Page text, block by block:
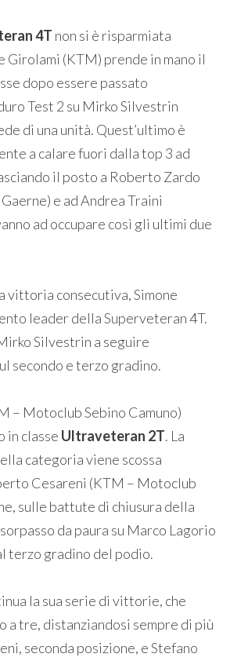
4T non si è risparmiata
Girolami (KTM) prende in mano il
dopo essere passato
Test 2 su Mirko Silvestrin
di una unità. Quest’ultimo è
a calare fuori dalla top 3 ad
il posto a Roberto Zardo
e ad Andrea Traini
ad occupare così gli ultimi due
vittoria consecutiva, Simone
leader della Superveteran 4T.
Silvestrin a seguire
secondo e terzo gradino.
– Motoclub Sebino Camuno)
in classe Ultraveteran 2T. La
categoria viene scossa
Cesareni (KTM – Motoclub
sulle battute di chiusura della
da paura su Marco Lagorio
terzo gradino del podio.
la sua serie di vittorie, che
a tre, distanziandosi sempre di più
seconda posizione, e Stefano